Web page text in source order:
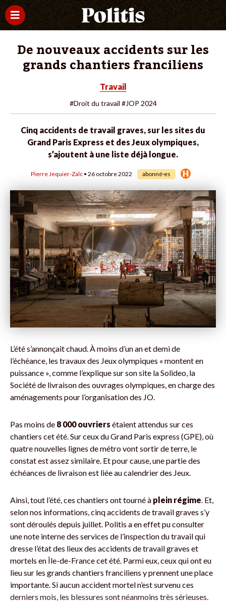
De nouveaux accidents sur les
grands chantiers franciliens
Travail
#Droit du travail #JOP 2024
Cinq accidents de travail graves, sur les sites du
Grand Paris Express et des Jeux olympiques,
s’ajoutent à une liste déjà longue.
Pierre Jequier-Zalc • 26 octobre 2022 abonné·es
L’été s’annonçait chaud. À moins d’un an et demi de
l’échéance, les travaux des Jeux olympiques « montent en
puissance », comme l’explique sur son site la Solideo, la
Société de livraison des ouvrages olympiques, en charge des
aménagements pour l’organisation des JO.
Pas moins de 8 000 ouvriers étaient attendus sur ces
chantiers cet été. Sur ceux du Grand Paris express (GPE), où
quatre nouvelles lignes de métro vont sortir de terre, le
constat est assez similaire. Et pour cause, une partie des
échéances de livraison est liée au calendrier des Jeux.
Ainsi, tout l’été, ces chantiers ont tourné à plein régime . Et,
selon nos informations, cinq accidents de travail graves s’y
sont déroulés depuis juillet. Politis a en effet pu consulter
une note interne des services de l’inspection du travail qui
dresse l’état des lieux des accidents de travail graves et
mortels en Île-de-France cet été. Parmi eux, ceux qui ont eu
lieu sur les grands chantiers franciliens y prennent une place
importante. Si aucun accident mortel n’est survenu ces
derniers mois, les blessures sont néanmoins très sérieuses.